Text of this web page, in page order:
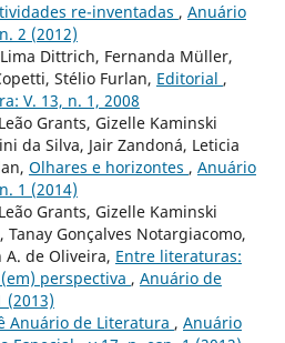
re-inventadas , Anuário
2 (2012)
Dittrich, Fernanda Müller,
Stélio Furlan, Editorial ,
V. 13, n. 1, 2008
Grants, Gizelle Kaminski
da Silva, Jair Zandoná, Leticia
Olhares e horizontes , Anuário
1 (2014)
Grants, Gizelle Kaminski
Tanay Gonçalves Notargiacomo,
A. de Oliveira, Entre literaturas:
perspectiva , Anuário de
(2013)
Anuário de Literatura , Anuário